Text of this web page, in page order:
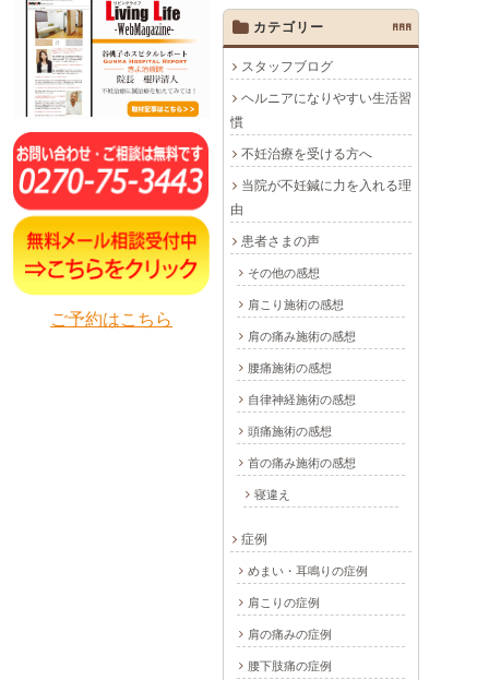
ご予約はこちら
カテゴリー AAA
スタッフブログ
ヘルニアになりやすい生活習
慣
不妊治療を受ける方へ
当院が不妊鍼に力を入れる理
由
患者さまの声
その他の感想
肩こり施術の感想
肩の痛み施術の感想
腰痛施術の感想
自律神経施術の感想
頭痛施術の感想
首の痛み施術の感想
寝違え
症例
めまい・耳鳴りの症例
肩こりの症例
肩の痛みの症例
腰下肢痛の症例